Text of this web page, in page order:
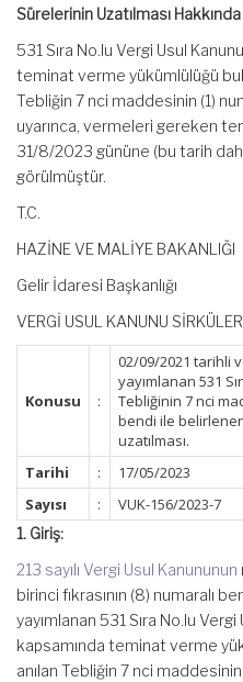
Sürelerinin Uzatılması
531 Sıra No.lu Vergi Usul
teminat verme yükümlülüğü
Tebliğin 7 nci maddesinin (1)
uyarınca, vermeleri gereken
31/8/2023 gününe (bu tarih
görülmüştür.
T.C.
HAZİNE VE MALİYE BAKANLIĞI
Gelir İdaresi Başkanlığı
VERGİ USUL KANUNU
Konusu :
02/09/2021 tarihli
yayımlanan 531
Tebliğinin 7 nci
bendi ile
uzatılması.
Tarihi
:
17/05/2023
Sayısı
: VUK-156/2023-7
1. Giriş:
213 sayılı Vergi Usul Kanununun
birinci fıkrasının (8) numaralı
yayımlanan 531 Sıra No.lu
kapsamında teminat verme
anılan Tebliğin 7 nci maddesinin